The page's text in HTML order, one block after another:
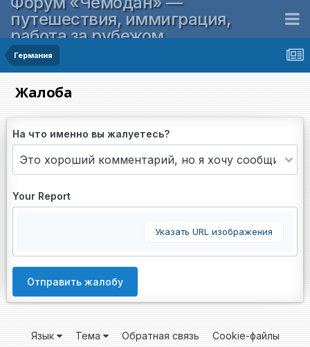
путешествия, иммиграция,
работа за рубежом
Германия
Жалоба
На что именно вы жалуетесь?
Your Report
Указать URL изображения
Отправить жалобу
Язык Тема Обратная связь Cookie-файлы